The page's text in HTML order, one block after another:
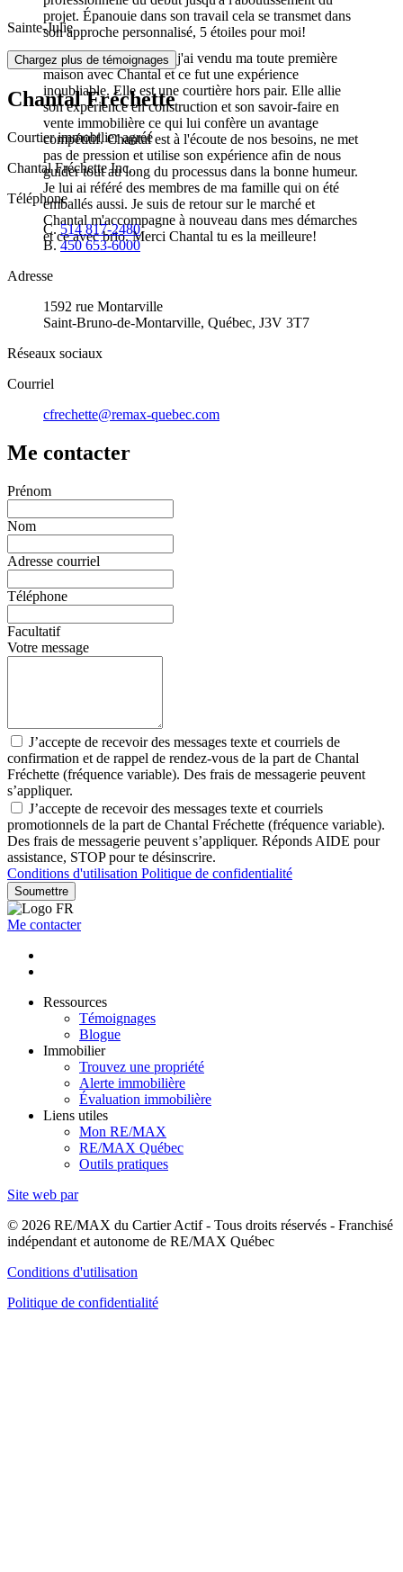
projet. Épanouie dans son travail cela se transmet dans
son approche personnalisé, 5 étoiles pour moi!
Sainte-Julie
Cliente de longue date, j'ai vendu ma toute première
maison avec Chantal et ce fut une expérience
inoubliable. Elle est une courtière hors pair. Elle allie
son expérience en construction et son savoir-faire en
vente immobilière ce qui lui confère un avantage
compétitif. Chantal est à l'écoute de nos besoins, ne met
pas de pression et utilise son expérience afin de nous
guider tout au long du processus dans la bonne humeur.
Je lui ai référé des membres de ma famille qui on été
emballés aussi. Je suis de retour sur le marché et
Chantal m'accompagne à nouveau dans mes démarches
et ce avec brio. Merci Chantal tu es la meilleure!
Chargez plus de témoignages
Chantal Fréchette
Courtier immobilier agréé
Chantal Fréchette Inc.
Téléphone
C.514 817-2480
B.450 653-6000
Adresse
1592 rue Montarville
Saint-Bruno-de-Montarville, Québec, J3V 3T7
Réseaux sociaux
Courriel
cfrechette@remax-quebec.com
Me contacter
Prénom
Nom
Adresse courriel
Téléphone
Facultatif
Votre message
J’accepte de recevoir des messages texte et courriels de
confirmation et de rappel de rendez-vous de la part de Chantal
Fréchette (fréquence variable). Des frais de messagerie peuvent
s’appliquer.
J’accepte de recevoir des messages texte et courriels
promotionnels de la part de Chantal Fréchette (fréquence variable).
Des frais de messagerie peuvent s’appliquer. Réponds AIDE pour
assistance, STOP pour te désinscrire.
Conditions d'utilisation Politique de confidentialité
Soumettre
Me contacter
Ressources
Témoignages
Blogue
Immobilier
Trouvez une propriété
Alerte immobilière
Évaluation immobilière
Liens utiles
Mon RE/MAX
RE/MAX Québec
Outils pratiques
Site web par
© 2026 RE/MAX du Cartier Actif - Tous droits réservés - Franchisé
indépendant et autonome de RE/MAX Québec
Conditions d'utilisation
Politique de confidentialité